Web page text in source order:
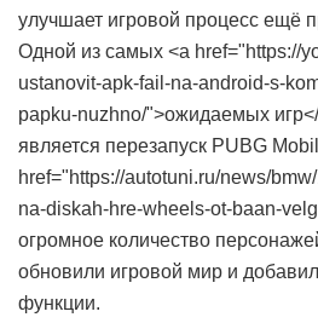
улучшает игровой процесс ещё
Одной из самых <a href="https://
ustanovit-apk-fail-na-android-s-
papku-nuzhno/">ожидаемых игр</
является перезапуск PUBG
href="https://autotuni.ru/news/
na-diskah-hre-wheels-ot-baan-
огромное количество
обновили игровой мир и
функции.